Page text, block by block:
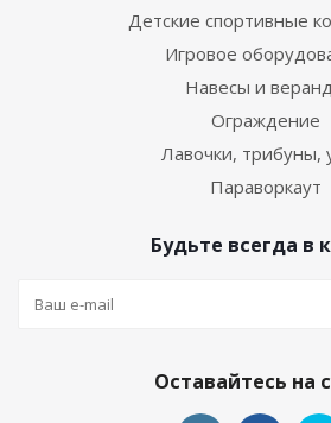
Детские спортивные
Игровое
Навесы и
Ограждение
Лавочки, трибуны,
Параворкаут
Будьте всегда в
Оставайтесь на